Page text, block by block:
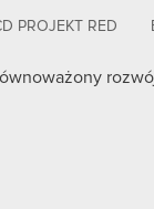
PROJEKT RED